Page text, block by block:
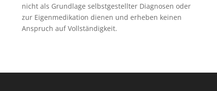
nicht als Grundlage selbstgestellter Diagnosen oder
zur Eigenmedikation dienen und erheben keinen
Anspruch auf Vollständigkeit.